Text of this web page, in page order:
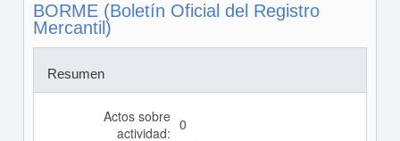
BORME (Boletín Oficial del Registro
Mercantil)
Resumen
Actos sobre
actividad: 0